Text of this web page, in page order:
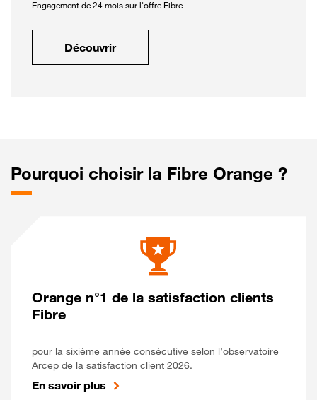
Engagement de 24 mois sur l'offre Fibre
Découvrir
Pourquoi choisir la Fibre Orange ?
Orange n°1 de la satisfaction clients
Fibre
pour la sixième année consécutive selon l’observatoire
Arcep de la satisfaction client 2026.
En savoir plus